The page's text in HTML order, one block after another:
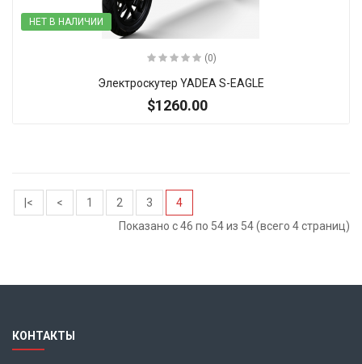
НЕТ В НАЛИЧИИ
(0)
Электроскутер YADEA S-EAGLE
$1260.00
|< < 1 2 3
4
Показано с 46 по 54 из 54 (всего 4 страниц)
КОНТАКТЫ